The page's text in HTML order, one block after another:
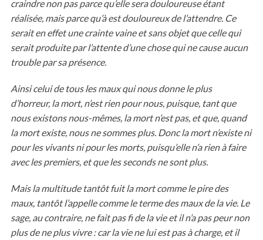
craindre non pas parce qu’elle sera douloureuse étant
réalisée, mais parce qu’à est douloureux de l’attendre. Ce
serait en effet une crainte vaine et sans objet que celle qui
serait produite par l’attente d’une chose qui ne cause aucun
trouble par sa présence.
Ainsi celui de tous les maux qui nous donne le plus
d’horreur, la mort, n’est rien pour nous, puisque, tant que
nous existons nous-mêmes, la mort n’est pas, et que, quand
la mort existe, nous ne sommes plus. Donc la mort n’existe ni
pour les vivants ni pour les morts, puisqu’elle n’a rien à faire
avec les premiers, et que les seconds ne sont plus.
Mais la multitude tantôt fuit la mort comme le pire des
maux, tantôt l’appelle comme le terme des maux de la vie. Le
sage, au contraire, ne fait pas fi de la vie et il n’a pas peur non
plus de ne plus vivre : car la vie ne lui est pas à charge, et il